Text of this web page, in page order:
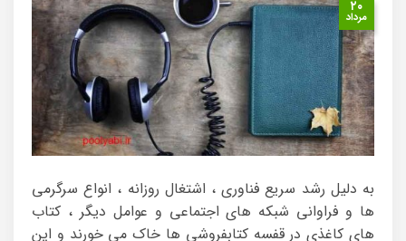
۲۰
مرداد
به دلیل رشد سریع فناوری ، اشتغال روزانه ، انواع سرگرمی
ها و فراوانی شبکه های اجتماعی و عوامل دیگر ، کتاب
های کاغذی در قفسه کتابفروشی ها خاک می خورند و این